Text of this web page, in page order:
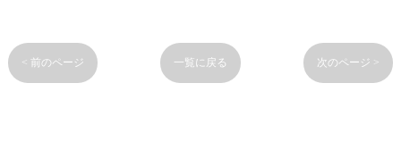
< 前のページ 一覧に戻る 次のページ >